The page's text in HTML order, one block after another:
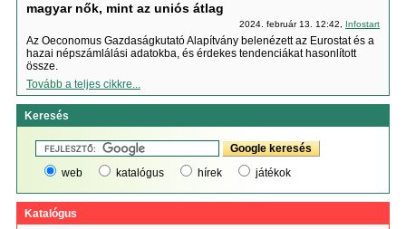
magyar nők, mint az uniós átlag
2024. február 13. 12:42, Infostart
Az Oeconomus Gazdaságkutató Alapítvány belenézett az Eurostat és a
hazai népszámlálási adatokba, és érdekes tendenciákat hasonlított
össze.
Tovább a teljes cikkre...
Keresés
web katalógus hírek játékok
Katalógus